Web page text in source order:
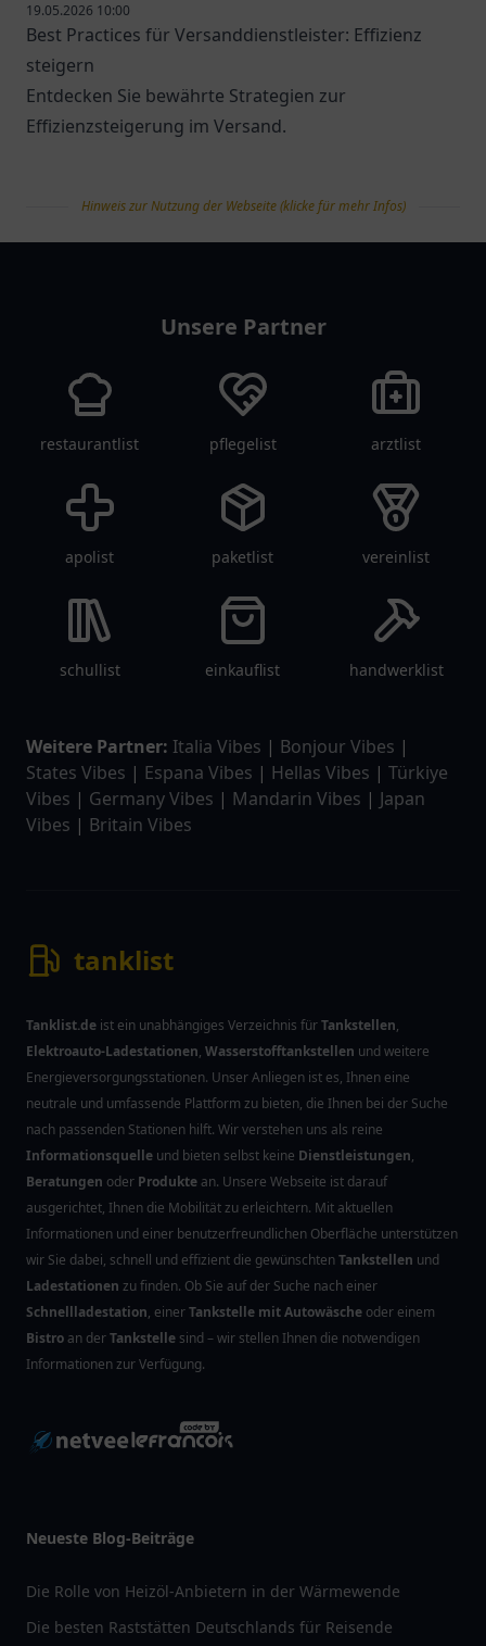
19.05.2026 10:00
Best Practices für Versanddienstleister: Effizienz
steigern
Entdecken Sie bewährte Strategien zur
Effizienzsteigerung im Versand.
Hinweis zur Nutzung der Webseite (klicke für mehr Infos)
Unsere Partner
restaurantlist pflegelist arztlist
apolist paketlist vereinlist
schullist einkauflist handwerklist
Weitere Partner: Italia Vibes | Bonjour Vibes |
States Vibes | Espana Vibes | Hellas Vibes | Türkiye
Vibes | Germany Vibes | Mandarin Vibes | Japan
Vibes | Britain Vibes
tanklist
Tanklist.de ist ein unabhängiges Verzeichnis fürTankstellen,
Elektroauto-Ladestationen, Wasserstofftankstellen und weitere
Energieversorgungsstationen. Unser Anliegen ist es, Ihnen eine
neutrale und umfassende Plattform zu bieten, die Ihnen bei der Suche
nach passenden Stationen hilft. Wir verstehen uns als reine
Informationsquelle und bieten selbst keine Dienstleistungen,
Beratungen oder Produkte an. Unsere Webseite ist darauf
ausgerichtet, Ihnen die Mobilität zu erleichtern. Mit aktuellen
Informationen und einer benutzerfreundlichen Oberfläche unterstützen
wir Sie dabei, schnell und effizient die gewünschtenTankstellen und
Ladestationen zu finden. Ob Sie auf der Suche nach einer
Schnellladestation, einerTankstelle mit Autowäsche oder einem
Bistro an derTankstelle sind – wir stellen Ihnen die notwendigen
Informationen zur Verfügung.
Neueste Blog-Beiträge
Die Rolle von Heizöl-Anbietern in der Wärmewende
Die besten Raststätten Deutschlands für Reisende